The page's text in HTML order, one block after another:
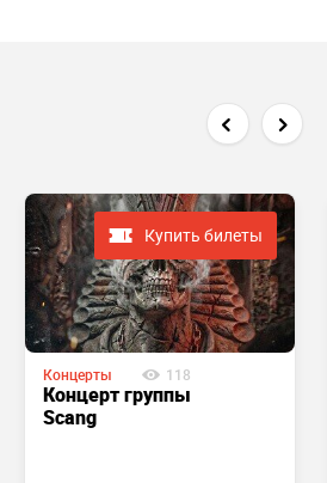
Купить билеты
Концерты 118
Концерт группы
Scang